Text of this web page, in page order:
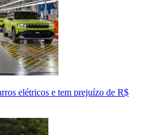
elétricos e tem prejuízo de R$